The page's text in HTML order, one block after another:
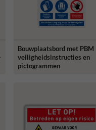
Bouwplaatsbord met PBM
veiligheidsinstructies en
pictogrammen